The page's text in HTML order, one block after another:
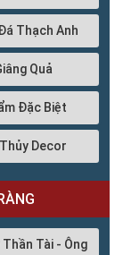
Thạch Anh
Quả
Đặc Biệt
Decor
Tài - Ông